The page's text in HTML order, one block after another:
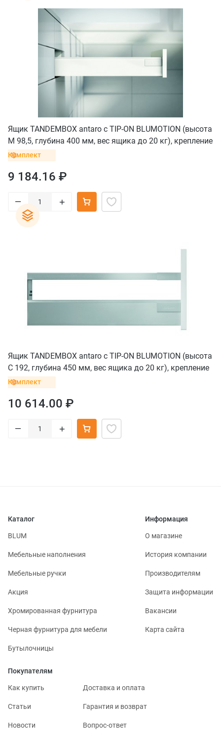
Ящик TANDEMBOX antaro с TIP-ON BLUMOTION (высота
М 98,5, глубина 400 мм, вес ящика до 20 кг), крепление
под саморезы, белый
Комплект
9 184.16 ₽
– +
Ящик TANDEMBOX antaro с TIP-ON BLUMOTION (высота
С 192, глубина 450 мм, вес ящика до 20 кг), крепление
под саморезы, серый
Комплект
10 614.00 ₽
– +
Каталог
BLUM
Мебельные наполнения
Мебельные ручки
Акция
Хромированная фурнитура
Черная фурнитура для мебели
Бутылочницы
Информация
О магазине
История компании
Производителям
Защита информации
Вакансии
Карта сайта
Покупателям
Как купить Доставка и оплата
Статьи Гарантия и возврат
Новости Вопрос-ответ